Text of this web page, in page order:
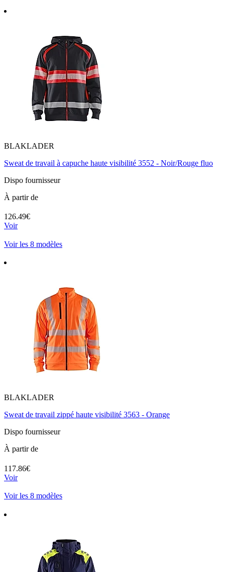
BLAKLADER
Sweat de travail à capuche haute visibilité 3552 - Noir/Rouge fluo
Dispo fournisseur
À partir de
126.49€
Voir
Voir les 8 modèles
BLAKLADER
Sweat de travail zippé haute visibilité 3563 - Orange
Dispo fournisseur
À partir de
117.86€
Voir
Voir les 8 modèles